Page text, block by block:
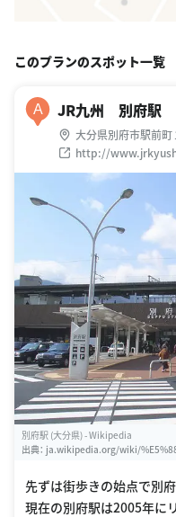
このプランのスポット一覧
A JR九州 別府駅
大分県別府市駅前町
http://
別府駅 (大分県) - Wikipedia
出典： ja.wikipedia.org/wiki/
先ずは街歩きの始点で別府
現在の別府駅は2005年に